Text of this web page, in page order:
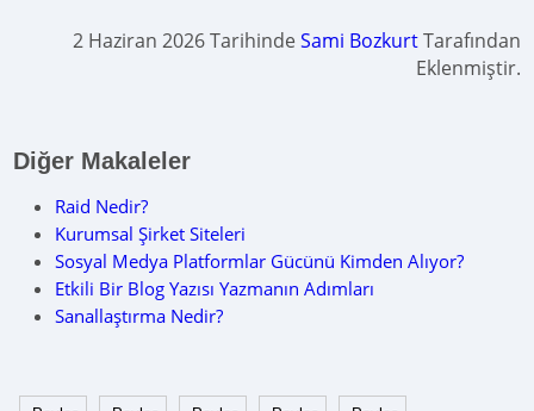
2 Haziran 2026 TarihindeSami BozkurtTarafından
Eklenmiştir.
Diğer Makaleler
Raid Nedir?
Kurumsal Şirket Siteleri
Sosyal Medya Platformlar Gücünü Kimden Alıyor?
Etkili Bir Blog Yazısı Yazmanın Adımları
Sanallaştırma Nedir?